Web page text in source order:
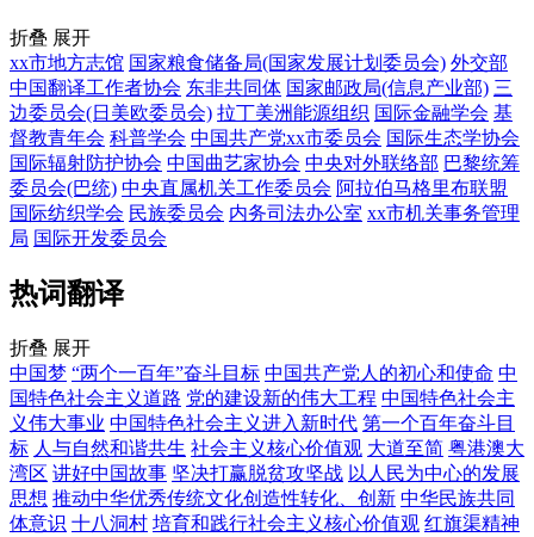
折叠 展开
xx市地方志馆 国家粮食储备局(国家发展计划委员会) 外交部
中国翻译工作者协会 东非共同体 国家邮政局(信息产业部) 三
边委员会(日美欧委员会) 拉丁美洲能源组织 国际金融学会 基
督教青年会 科普学会 中国共产党xx市委员会 国际生态学协会
国际辐射防护协会 中国曲艺家协会 中央对外联络部 巴黎统筹
委员会(巴统) 中央直属机关工作委员会 阿拉伯马格里布联盟
国际纺织学会 民族委员会 内务司法办公室 xx市机关事务管理
局 国际开发委员会
热词翻译
折叠 展开
中国梦 “两个一百年”奋斗目标 中国共产党人的初心和使命 中
国特色社会主义道路 党的建设新的伟大工程 中国特色社会主
义伟大事业 中国特色社会主义进入新时代 第一个百年奋斗目
标 人与自然和谐共生 社会主义核心价值观 大道至简 粤港澳大
湾区 讲好中国故事 坚决打赢脱贫攻坚战 以人民为中心的发展
思想 推动中华优秀传统文化创造性转化、创新 中华民族共同
体意识 十八洞村 培育和践行社会主义核心价值观 红旗渠精神